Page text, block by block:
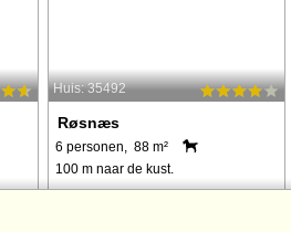
Huis: 35492
Røsnæs
6 personen, 88 m²
100 m naar de kust.